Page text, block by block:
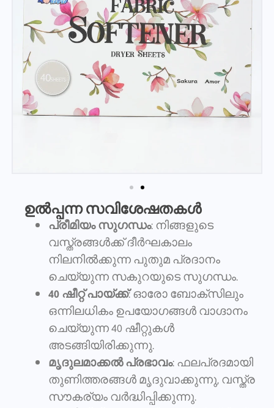
ഉൽപ്പന്ന സവിശേഷതകൾ
പ്രീമിയം സുഗന്ധം: നിങ്ങളുടെ
വസ്ത്രങ്ങൾക്ക് ദീർഘകാലം
നിലനിൽക്കുന്ന പുതുമ പ്രദാനം
ചെയ്യുന്ന സകുറയുടെ സുഗന്ധം.
40 ഷീറ്റ് പായ്ക്ക്: ഓരോ ബോക്സിലും
ഒന്നിലധികം ഉപയോഗങ്ങൾ വാഗ്ദാനം
ചെയ്യുന്ന 40 ഷീറ്റുകൾ
അടങ്ങിയിരിക്കുന്നു.
മൃദുലമാക്കൽ പ്രഭാവം: ഫലപ്രദമായി
തുണിത്തരങ്ങൾ മൃദുവാക്കുന്നു, വസ്ത്ര
സൗകര്യം വർദ്ധിപ്പിക്കുന്നു.